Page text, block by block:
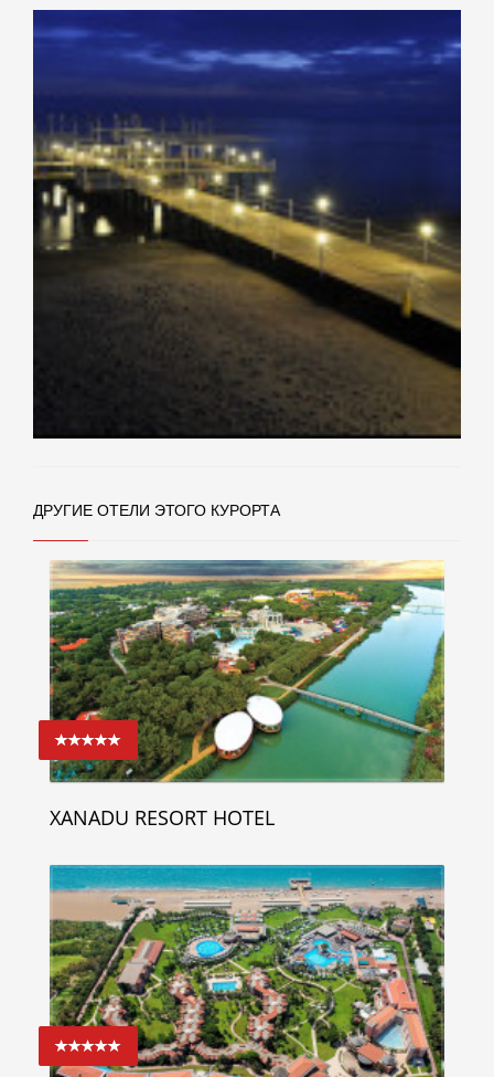
ДРУГИЕ ОТЕЛИ ЭТОГО КУРОРТА
XANADU RESORT HOTEL